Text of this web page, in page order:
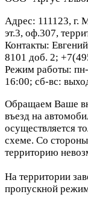
Адрес: 111123, г.
эт.3, оф.307,
Контакты:
8101 доб. 2;
Режим работы:
16:00; сб-вс:
Обращаем Ваше
въезд на
осуществляется
схеме. Со
территорию
На территории
пропускной